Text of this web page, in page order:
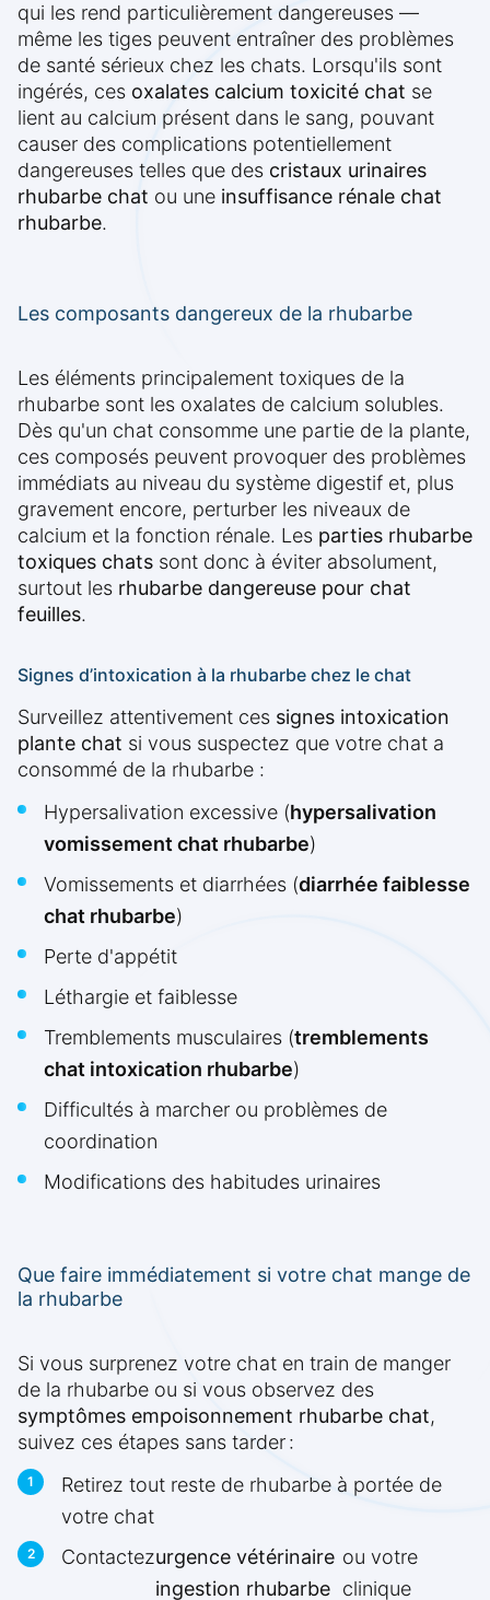
qui les rend particulièrement dangereuses —
même les tiges peuvent entraîner des problèmes
de santé sérieux chez les chats. Lorsqu'ils sont
ingérés, ces oxalates calcium toxicité chat se
lient au calcium présent dans le sang, pouvant
causer des complications potentiellement
dangereuses telles que des cristaux urinaires
rhubarbe chat ou une insuffisance rénale chat
rhubarbe.
Les composants dangereux de la rhubarbe
Les éléments principalement toxiques de la
rhubarbe sont les oxalates de calcium solubles.
Dès qu'un chat consomme une partie de la plante,
ces composés peuvent provoquer des problèmes
immédiats au niveau du système digestif et, plus
gravement encore, perturber les niveaux de
calcium et la fonction rénale. Les parties rhubarbe
toxiques chats sont donc à éviter absolument,
surtout les rhubarbe dangereuse pour chat
feuilles.
Signes d’intoxication à la rhubarbe chez le chat
Surveillez attentivement ces signes intoxication
plante chat si vous suspectez que votre chat a
consommé de la rhubarbe :
Hypersalivation excessive (hypersalivation
vomissement chat rhubarbe)
Vomissements et diarrhées (diarrhée faiblesse
chat rhubarbe)
Perte d'appétit
Léthargie et faiblesse
Tremblements musculaires (tremblements
chat intoxication rhubarbe)
Difficultés à marcher ou problèmes de
coordination
Modifications des habitudes urinaires
Que faire immédiatement si votre chat mange de
la rhubarbe
Si vous surprenez votre chat en train de manger
de la rhubarbe ou si vous observez des
symptômes empoisonnement rhubarbe chat,
suivez ces étapes sans tarder :
Retirez tout reste de rhubarbe à portée de
votre chat
Contactezurgence vétérinaire
ingestion rhubarbe
ou votre
clinique